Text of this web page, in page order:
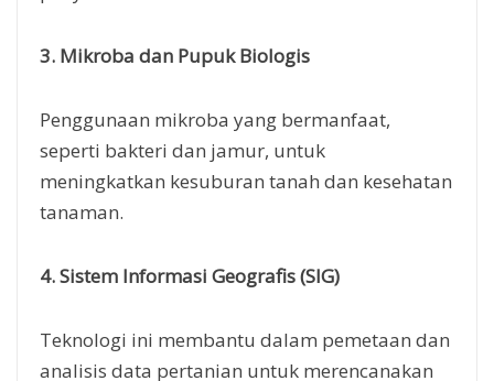
3. Mikroba dan Pupuk Biologis
Penggunaan mikroba yang bermanfaat,
seperti bakteri dan jamur, untuk
meningkatkan kesuburan tanah dan kesehatan
tanaman.
4. Sistem Informasi Geografis (SIG)
Teknologi ini membantu dalam pemetaan dan
analisis data pertanian untuk merencanakan